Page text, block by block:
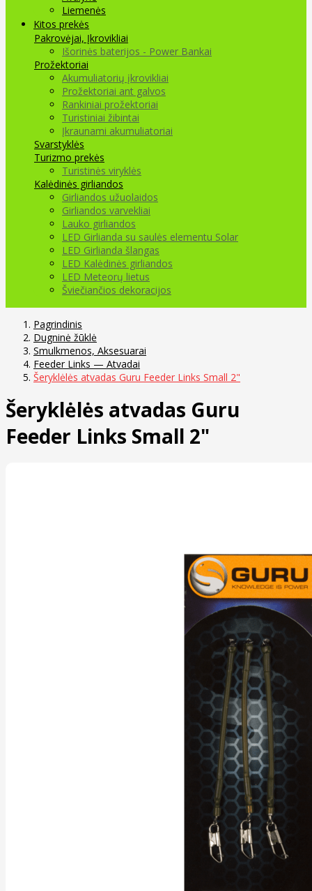
Liemenės
Kitos prekės
Pakrovėjai, Įkrovikliai
Išorinės baterijos - Power Bankai
Prožektoriai
Akumuliatorių įkrovikliai
Prožektoriai ant galvos
Rankiniai prožektoriai
Turistiniai žibintai
Įkraunami akumuliatoriai
Svarstyklės
Turizmo prekės
Turistinės viryklės
Kalėdinės girliandos
Girliandos užuolaidos
Girliandos varvekliai
Lauko girliandos
LED Girlianda su saulės elementu Solar
LED Girlianda šlangas
LED Kalėdinės girliandos
LED Meteorų lietus
Šviečiančios dekoracijos
Pagrindinis
Dugninė žūklė
Smulkmenos, Aksesuarai
Feeder Links — Atvadai
Šeryklėlės atvadas Guru Feeder Links Small 2"
Šeryklėlės atvadas Guru
Feeder Links Small 2"